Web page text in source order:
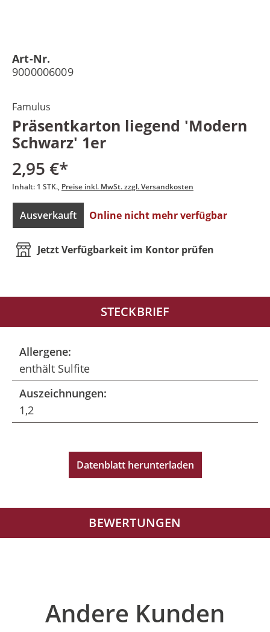
Art-Nr.
9000006009
Famulus
Präsentkarton liegend 'Modern
Schwarz' 1er
2,95 €*
Inhalt: 1 STK. Preise inkl. MwSt. zzgl. Versandkosten
Ausverkauft Online nicht mehr verfügbar
Jetzt Verfügbarkeit im Kontor prüfen
STECKBRIEF
Allergene:
enthält Sulfite
Auszeichnungen:
1,2
Datenblatt herunterladen
BEWERTUNGEN
Andere Kunden